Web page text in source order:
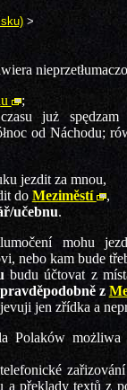
>
u
;
czasu już
od Náchodu;
jezdit za mnou,
do Meziměstí
,
učebnu.
mohu
nebo kam bude
budu účtovat z
pravděpodobně z
jen zřídka a
Polaków
a překlady textů z